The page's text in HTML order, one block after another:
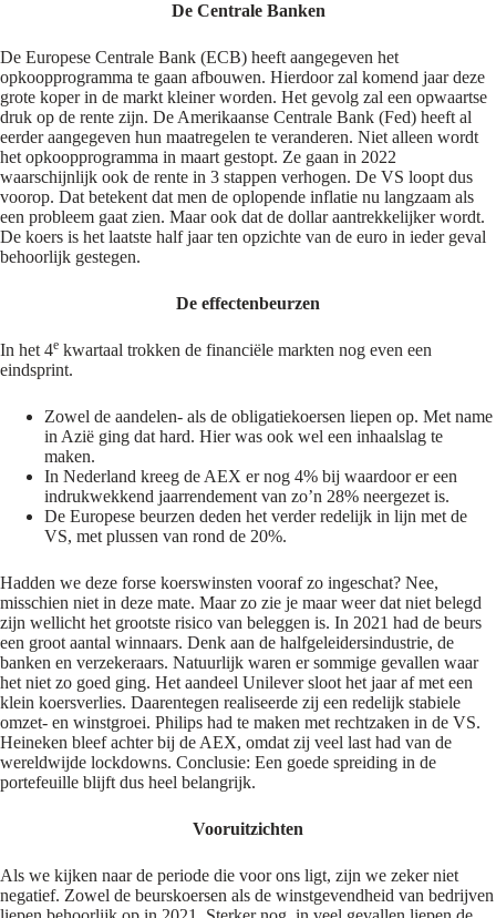
De Centrale Banken
De Europese Centrale Bank (ECB) heeft aangegeven het
opkoopprogramma te gaan afbouwen. Hierdoor zal komend jaar deze
grote koper in de markt kleiner worden. Het gevolg zal een opwaartse
druk op de rente zijn. De Amerikaanse Centrale Bank (Fed) heeft al
eerder aangegeven hun maatregelen te veranderen. Niet alleen wordt
het opkoopprogramma in maart gestopt. Ze gaan in 2022
waarschijnlijk ook de rente in 3 stappen verhogen. De VS loopt dus
voorop. Dat betekent dat men de oplopende inflatie nu langzaam als
een probleem gaat zien. Maar ook dat de dollar aantrekkelijker wordt.
De koers is het laatste half jaar ten opzichte van de euro in ieder geval
behoorlijk gestegen.
De effectenbeurzen
In het 4e kwartaal trokken de financiële markten nog even een
eindsprint.
Zowel de aandelen- als de obligatiekoersen liepen op. Met name
in Azië ging dat hard. Hier was ook wel een inhaalslag te
maken.
In Nederland kreeg de AEX er nog 4% bij waardoor er een
indrukwekkend jaarrendement van zo’n 28% neergezet is.
De Europese beurzen deden het verder redelijk in lijn met de
VS, met plussen van rond de 20%.
Hadden we deze forse koerswinsten vooraf zo ingeschat? Nee,
misschien niet in deze mate. Maar zo zie je maar weer dat niet belegd
zijn wellicht het grootste risico van beleggen is. In 2021 had de beurs
een groot aantal winnaars. Denk aan de halfgeleidersindustrie, de
banken en verzekeraars. Natuurlijk waren er sommige gevallen waar
het niet zo goed ging. Het aandeel Unilever sloot het jaar af met een
klein koersverlies. Daarentegen realiseerde zij een redelijk stabiele
omzet- en winstgroei. Philips had te maken met rechtzaken in de VS.
Heineken bleef achter bij de AEX, omdat zij veel last had van de
wereldwijde lockdowns. Conclusie: Een goede spreiding in de
portefeuille blijft dus heel belangrijk.
Vooruitzichten
Als we kijken naar de periode die voor ons ligt, zijn we zeker niet
negatief. Zowel de beurskoersen als de winstgevendheid van bedrijven